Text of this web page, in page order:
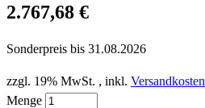
2.767,68 €
Sonderpreis bis 31.08.2026
zzgl. 19% MwSt. , inkl. Versandkosten
Menge